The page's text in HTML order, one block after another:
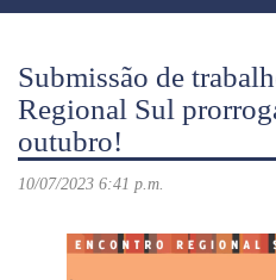
Submissão de
Regional Sul
outubro!
10/07/2023 6:41 p.m.